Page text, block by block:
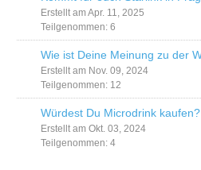
Erstellt am Apr. 11, 2025
Teilgenommen: 6
Wie ist Deine Meinung zu der
Erstellt am Nov. 09, 2024
Teilgenommen: 12
Würdest Du Microdrink kaufen?
Erstellt am Okt. 03, 2024
Teilgenommen: 4